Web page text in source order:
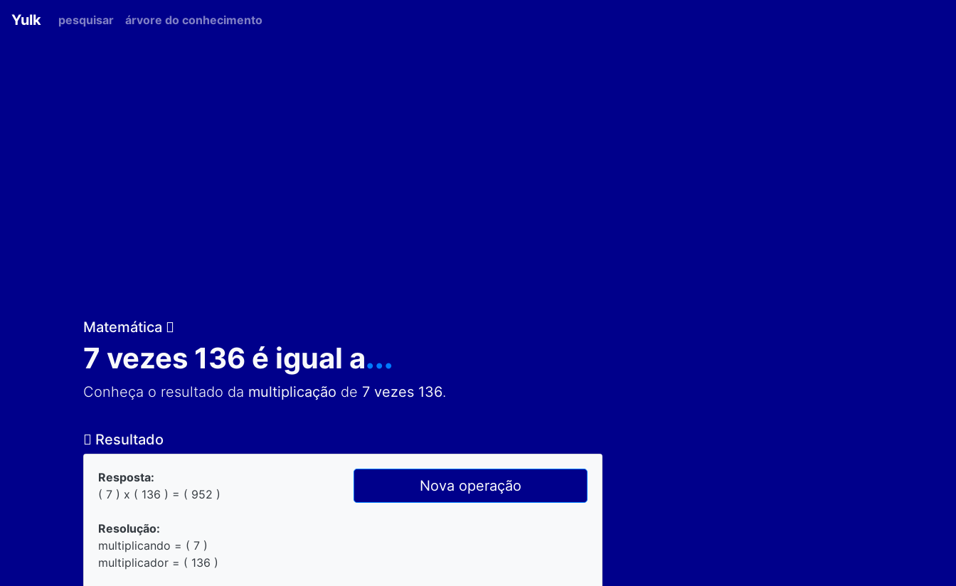
Yulk pesquisar árvore do conhecimento
Matemática
7 vezes 136 é igual a...
Conheça o resultado da multiplicação de 7 vezes 136.
Resultado
Resposta:
( 7 ) x ( 136 ) = ( 952 )
Resolução:
multiplicando = ( 7 )
multiplicador = ( 136 )
Nova operação